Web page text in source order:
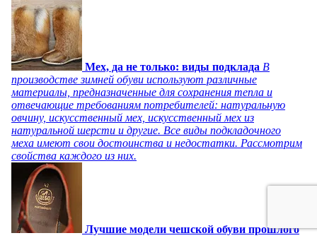
Мех, да не только: виды подклада В
производстве зимней обуви используют различные
материалы, предназначенные для сохранения тепла и
отвечающие требованиям потребителей: натуральную
овчину, искусственный мех, искусственный мех из
натуральной шерсти и другие. Все виды подкладочного
меха имеют свои достоинства и недостатки. Рассмотрим
свойства каждого из них.
Лучшие модели чешской обуви прошлого